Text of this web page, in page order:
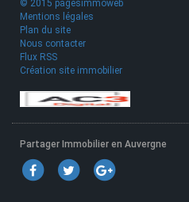
© 2015 pagesimmoweb
Mentions légales
Plan du site
Nous contacter
Flux RSS
Création site immobilier
Partager Immobilier en Auvergne